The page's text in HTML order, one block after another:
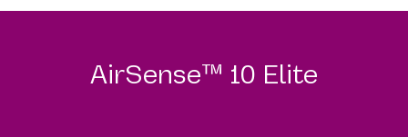
AirSense™ 10 Elite